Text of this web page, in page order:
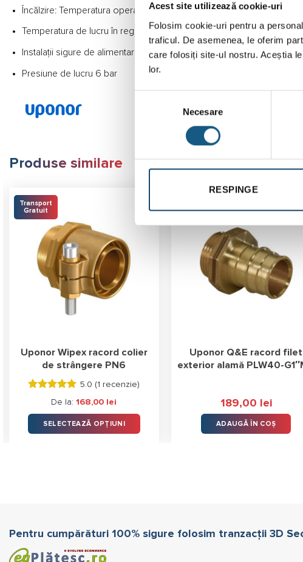
Acest site utilizează cookie-uri
Folosim cookie-uri pentru a
traficul. De asemenea, le oferim
care folosiți site-ul nostru. Aceștia
lor.
consimțământului
Necesare
RESPINGE
Încălzire: Temperatura operativă de lucru în regim permanent ajunge
Temperatura de lucru în regim de avarie este de 100°C pentru o
Instalații sigure de alimentare cu apă cu posibilitatea înlocuirii țevilor
Presiune de lucru 6 bar
Produse similare
Transport
Gratuit
Uponor Wipex racord colier
de strângere PN6
Evaluat la
stele
din 5
5.0 (1 recenzie)
De la:168,00 lei
SELECTEAZĂ OPȚIUNI
pot
fi
Uponor Q&E racord filet
exterior alamă PLW40-
189,00 lei
ADAUGĂ ÎN COȘ
Pentru cumpărături 100% sigure folosim tranzacții 3D